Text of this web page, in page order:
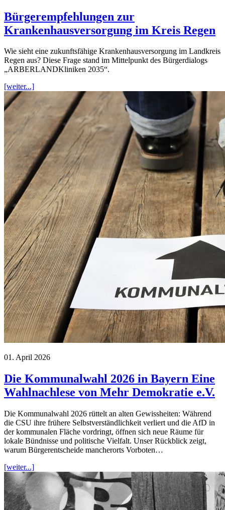
Bürgerempfehlungen zur
Krankenhausversorgung im Kreis Regen
Wie sieht eine zukunftsfähige Krankenhausversorgung im Landkreis
Regen aus? Diese Frage stand im Mittelpunkt des Bürgerdialogs
„ARBERLANDKliniken 2035“.
[weiter...]
01. April 2026
Die Kommunalwahl 2026 in Bayern Eine
Wahlnachlese von Mehr Demokratie e.V.
Die Kommunalwahl 2026 rüttelt an alten Gewissheiten: Während
die CSU ihre frühere Selbstverständlichkeit verliert und die AfD in
der kommunalen Fläche vordringt, öffnen sich neue Räume für
lokale Bündnisse und politische Vielfalt. Unser Rückblick zeigt,
warum Bürgerentscheide mancherorts Vorboten…
[weiter...]